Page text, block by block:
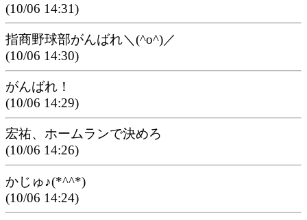
(10/06 14:31)
指商野球部がんばれ＼(^o^)／
(10/06 14:30)
がんばれ！
(10/06 14:29)
宏祐、ホームランで決めろ
(10/06 14:26)
かじゅ♪(*^^*)
(10/06 14:24)